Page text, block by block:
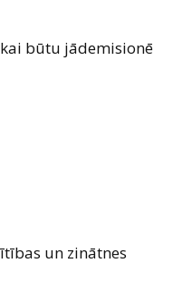
būtu jādemisionē
un zinātnes